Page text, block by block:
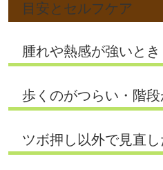
目安とセルフケア
腫れや熱感が強いとき
歩くのがつらい・階段
ツボ押し以外で見直